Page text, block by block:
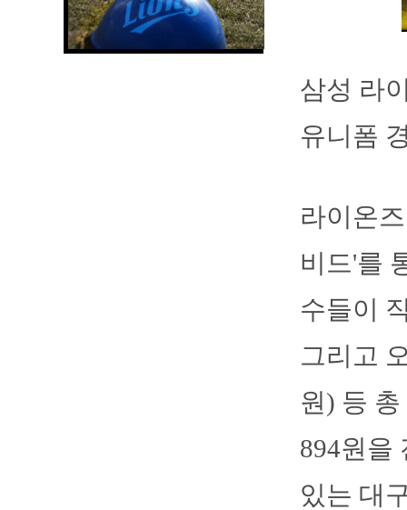
삼성 라
유니폼
라이온
비드'를
수들이
그리고
원) 등
894원을
있는 대